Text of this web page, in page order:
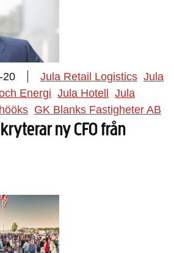
20 Jula Retail Logistics Jula
Energi Jula Hotell Jula
hööks GK Blanks Fastigheter AB
ny CFO från